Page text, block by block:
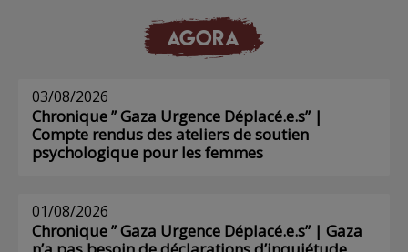
AGORA
03/08/2026
Chronique ” Gaza Urgence Déplacé.e.s” |
Compte rendus des ateliers de soutien
psychologique pour les femmes
01/08/2026
Chronique ” Gaza Urgence Déplacé.e.s” | Gaza